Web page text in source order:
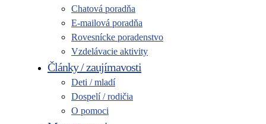
Chatová poradňa
E-mailová poradňa
Rovesnícke poradenstvo
Vzdelávacie aktivity
Články / zaujímavosti
Deti / mladí
Dospelí / rodičia
O pomoci